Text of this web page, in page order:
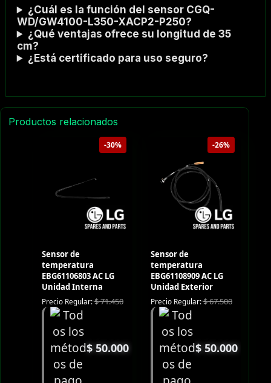
¿Cuál es la función del sensor CGQ-
WD/GW4100-L350-XACP2-P250?
¿Qué ventajas ofrece su longitud de 35
cm?
¿Está certificado para uso seguro?
Productos relacionados
-30%
Sensor de
temperatura
EBG61106803 AC LG
Unidad Interna
Precio Regular:$71.450
$50.000
-26%
Sensor de
temperatura
EBG61108909 AC LG
Unidad Exterior
Precio Regular:$67.500
$50.000